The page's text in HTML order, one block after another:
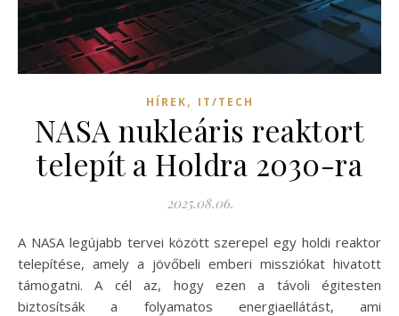
HÍREK, IT/TECH
NASA nukleáris reaktort
telepít a Holdra 2030-ra
2025.08.06.
A NASA legújabb tervei között szerepel egy holdi reaktor
telepítése, amely a jövőbeli emberi missziókat hivatott
támogatni. A cél az, hogy ezen a távoli égitesten
biztosítsák a folyamatos energiaellátást, ami